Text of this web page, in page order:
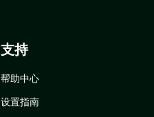
支持
帮助中心
设置指南